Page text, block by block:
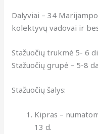
Dalyviai – 34
kolektyvų vadovai ir
Stažuočių trukmė 5- 6
Stažuočių grupė – 5-8
Stažuočių šalys:
Kipras –
13 d.